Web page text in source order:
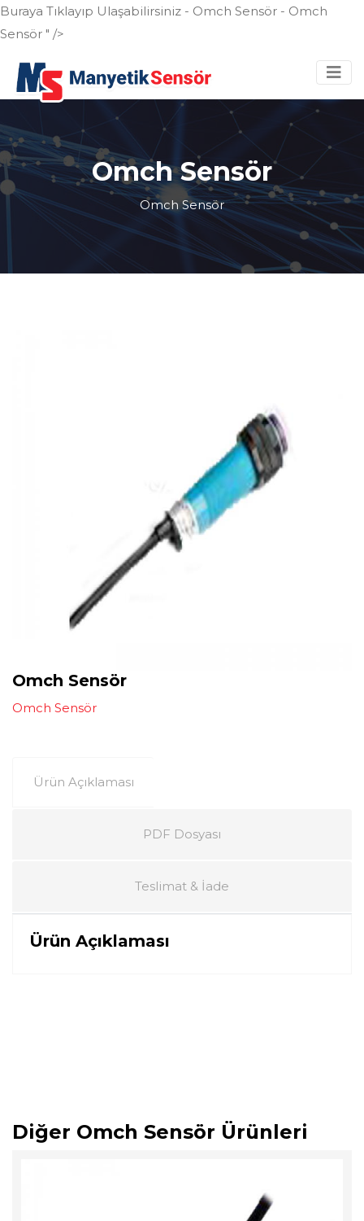
Buraya Tıklayıp Ulaşabilirsiniz - Omch Sensör - Omch
Sensör " />
Omch Sensör
Omch Sensör
Omch Sensör
Omch Sensör
Ürün Açıklaması
PDF Dosyası
Teslimat & İade
Ürün Açıklaması
Diğer Omch Sensör Ürünleri